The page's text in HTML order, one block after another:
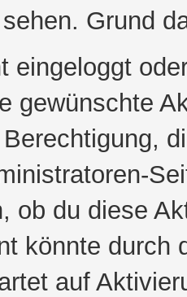
Grund
eingeloggt
gewünschte
ob du diese
könnte durch
auf